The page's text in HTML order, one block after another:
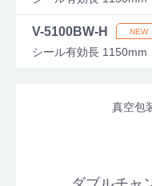
V-5100BW-H
シール有効長 1150mm
真空包